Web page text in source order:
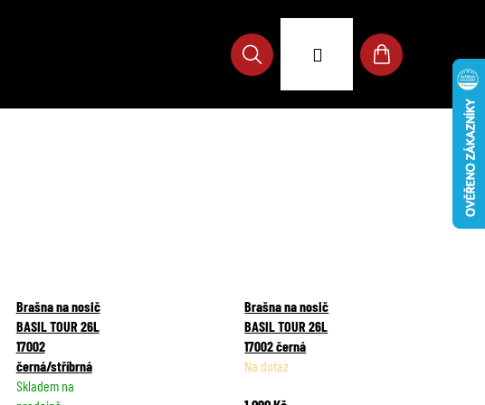
Hledat
Přihlášení
Nákupní
Brašna na nosič
BASIL TOUR 26L
17002
černá/stříbrná
Skladem na
Brašna na nosič
BASIL TOUR 26L
17002 černá
Na dotaz